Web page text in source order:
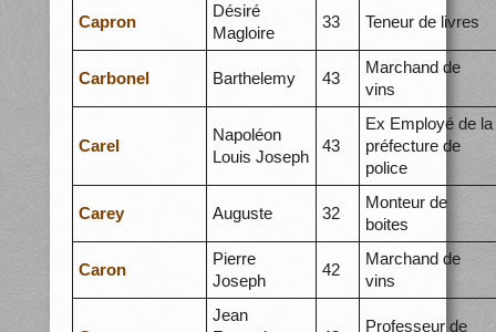
Capron
Désiré
Magloire
33 Teneur de livres
Carbonel Barthelemy 43
Marchand de
vins
Carel
Napoléon
Louis Joseph
43
Ex Employé de la
préfecture de
police
Carey Auguste 32
Monteur de
boites
Caron
Pierre
Joseph
42
Marchand de
vins
Jean
Professeur de